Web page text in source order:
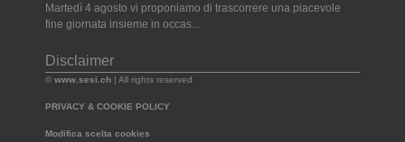
Martedì 4 agosto vi proponiamo di trascorrere una piacevole
fine giornata insieme in occas...
Disclaimer
© www.sesi.ch | All rights reserved
PRIVACY & COOKIE POLICY
Modifica scelta cookies